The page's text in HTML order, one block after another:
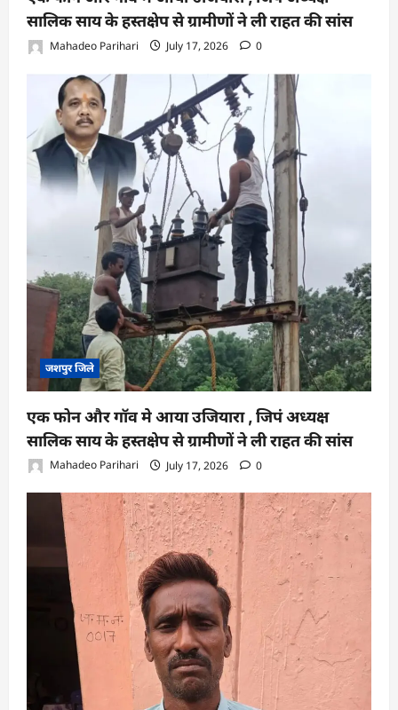
सालिक साय के हस्तक्षेप से ग्रामीणों ने ली राहत की सांस
Mahadeo Parihari July 17, 2026 0
जशपुर जिले
एक फोन और गॉव मे आया उजियारा , जिपं अध्यक्ष
सालिक साय के हस्तक्षेप से ग्रामीणों ने ली राहत की सांस
Mahadeo Parihari July 17, 2026 0